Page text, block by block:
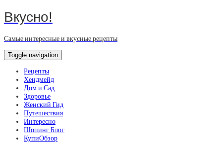
Вкусно!
Самые интересные и вкусные рецепты
Toggle navigation
Рецепты
Хендмейд
Дом и Сад
Здоровье
Женский Гид
Путешествия
Интересно
Шопинг Блог
КупиОбзор